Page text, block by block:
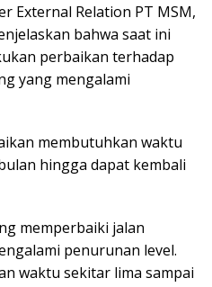
External Relation PT MSM,
bahwa saat ini
perbaikan terhadap
yang mengalami
membutuhkan waktu
hingga dapat kembali
memperbaiki jalan
penurunan level.
waktu sekitar lima sampai